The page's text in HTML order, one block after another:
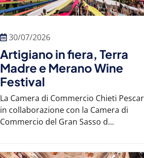
30/07/2026
Artigiano in fiera, Terra
Madre e Merano Wine
Festival
La Camera di Commercio Chieti
in collaborazione con la Camera di
Commercio del Gran Sasso d...